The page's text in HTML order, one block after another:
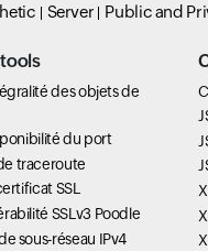
Server Public and
des objets de
du port
traceroute
SSL
SSLv3 Poodle
sous-réseau IPv4